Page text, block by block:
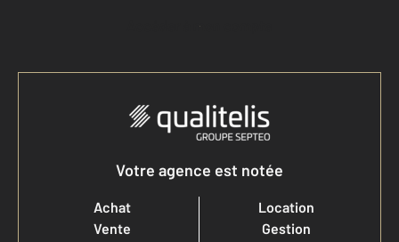
Accéder à mon compte
Votre agence est notée
Achat
Vente
Location
Gestion